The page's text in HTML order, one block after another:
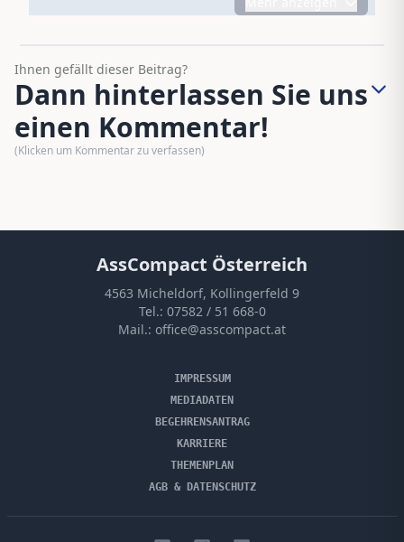
Ihnen gefällt dieser Beitrag?
Dann hinterlassen Sie uns
einen Kommentar!
(Klicken um Kommentar zu verfassen)
AssCompact Österreich
4563 Micheldorf, Kollingerfeld 9
Tel.: 07582 / 51 668-0
Mail.: office@asscompact.at
IMPRESSUM
MEDIADATEN
BEGEHRENSANTRAG
KARRIERE
THEMENPLAN
AGB & DATENSCHUTZ